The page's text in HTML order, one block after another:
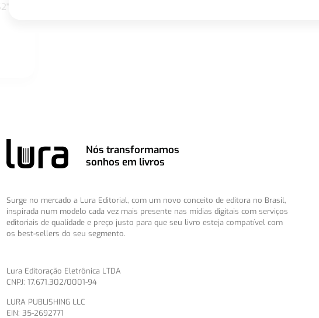
Nós transformamos
sonhos em livros
Surge no mercado a Lura Editorial, com um novo conceito de editora no Brasil,
inspirada num modelo cada vez mais presente nas mídias digitais com serviços
editoriais de qualidade e preço justo para que seu livro esteja compatível com
os best-sellers do seu segmento.
Lura Editoração Eletrônica LTDA
CNPJ: 17.671.302/0001-94
LURA PUBLISHING LLC
EIN: 35-2692771